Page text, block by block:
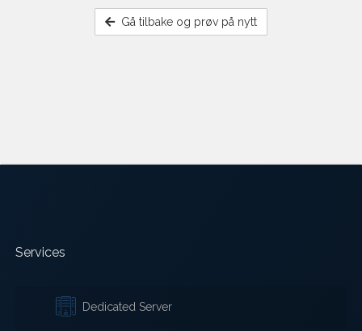
Gå tilbake og prøv på nytt
Services
Dedicated Server